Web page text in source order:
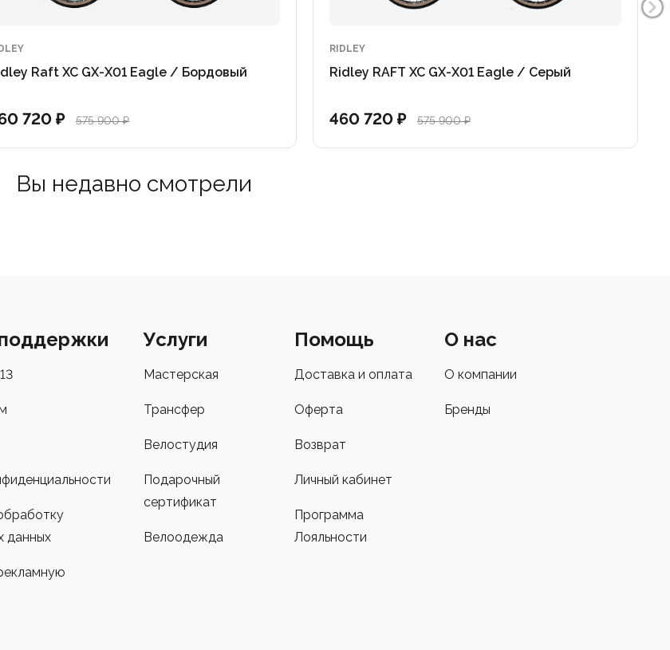
Raft XC GX-X01 Eagle / Бордовый
720 ₽ 575 900 ₽
RIDLEY
Ridley RAFT XC GX-X01 Eagle / Серый
460 720 ₽ 575 900 ₽
Вы недавно смотрели
данных
Услуги
Мастерская
Трансфер
Велостудия
Подарочный
сертификат
Велоодежда
Помощь
Доставка и оплата
Оферта
Возврат
Личный кабинет
Программа
Лояльности
О нас
О компании
Бренды